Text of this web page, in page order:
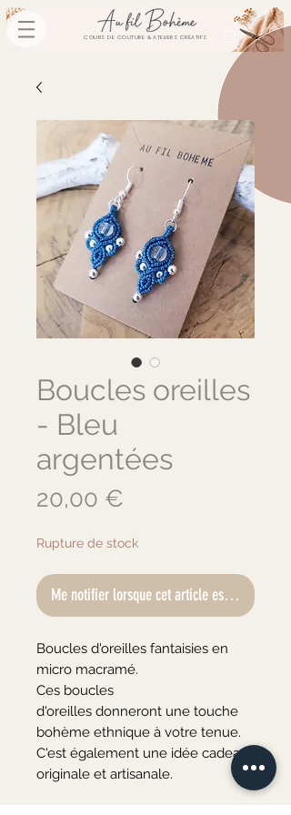
COURS DE COUTURE & ATELIERS CRÉATIFS
Boucles oreilles
- Bleu
argentées
20,00 €
Rupture de stock
Me notifier lorsque cet article est disponible
Boucles d'oreilles fantaisies en
micro macramé.
Ces boucles
d'oreilles donneront une touche
bohème ethnique à votre tenue.
C'est également une idée cadeau
originale et artisanale.